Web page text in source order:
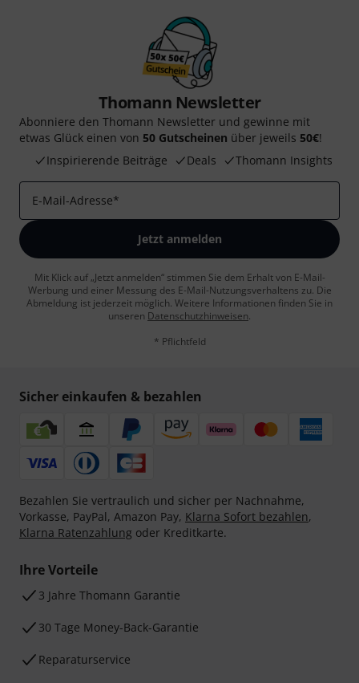
Thomann Newsletter
Abonniere den Thomann Newsletter und gewinne mit
etwas Glück einen von 50 Gutscheinen über jeweils 50€!
Inspirierende Beiträge
Deals Thomann Insights
E-Mail-Adresse*
Jetzt anmelden
Mit Klick auf „Jetzt anmelden“ stimmen Sie dem Erhalt von E-Mail-
Werbung und einer Messung des E-Mail-Nutzungsverhaltens zu. Die
Abmeldung ist jederzeit möglich. Weitere Informationen finden Sie in
unseren Datenschutzhinweisen.
* Pflichtfeld
Sicher einkaufen & bezahlen
Bezahlen Sie vertraulich und sicher per Nachnahme,
Vorkasse, PayPal, Amazon Pay, Klarna Sofort bezahlen,
Klarna Ratenzahlung oder Kreditkarte.
Ihre Vorteile
3 Jahre Thomann Garantie
30 Tage Money-Back-Garantie
Reparaturservice